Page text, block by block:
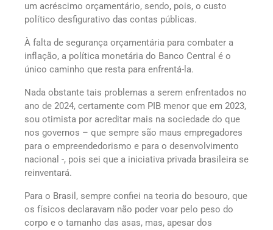
um acréscimo orçamentário, sendo, pois, o custo
político desfigurativo das contas públicas.
À falta de segurança orçamentária para combater a
inflação, a política monetária do Banco Central é o
único caminho que resta para enfrentá-la.
Nada obstante tais problemas a serem enfrentados no
ano de 2024, certamente com PIB menor que em 2023,
sou otimista por acreditar mais na sociedade do que
nos governos – que sempre são maus empregadores
para o empreendedorismo e para o desenvolvimento
nacional -, pois sei que a iniciativa privada brasileira se
reinventará.
Para o Brasil, sempre confiei na teoria do besouro, que
os físicos declaravam não poder voar pelo peso do
corpo e o tamanho das asas, mas, apesar dos